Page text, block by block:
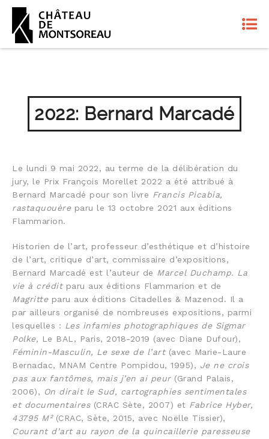
2022: Bernard Marcadé
Le lundi 9 mai 2022, au terme de la délibération du
jury, le Prix François Morellet 2022 a été attribué à
Bernard Marcadé pour son livre Francis Picabia,
rastaquouèreparu le 13 octobre 2021 aux éditions
Flammarion.
Historien de l’art, professeur d’esthétique et d’histoire
de l’art, critique d’art, commissaire d’expositions,
Bernard Marcadé est l’auteur de Marcel Duchamp. La
vie à créditparu aux éditions Flammarion et de
Magritteparu aux éditions Citadelles & Mazenod. Il a
par ailleurs organisé de nombreuses expositions, parmi
lesquelles : Les infamies photographiques de Sigmar
Polke, Le BAL, Paris, 2018-2019 (avec Diane Dufour),
Féminin-Masculin, Le sexe de l’art(avec Marie-Laure
Bernadac, MNAM Centre Pompidou, 1995), Je ne crois
pas aux fantômes, mais j’en ai peur(Grand Palais,
2006), On dirait le Sud, cartographies sentimentales
et documentaires(CRAC Sète, 2007) et Fabrice Hyber,
43795 M²(CRAC, Sète, 2015, avec Noëlle Tissier),
Courant d’art au rayon de la quincaillerie paresseuse